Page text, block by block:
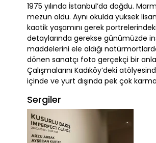
1975 yılında İstanbul’da doğdu.
mezun oldu. Aynı okulda yüksek
kaotik yaşamını gerek
detaylarında gerekse günümüzde
maddelerini ele aldığı
dönen sanatçı foto gerçekçi bir
Çalışmalarını Kadıköy’deki
içinde ve yurt dışında pek çok karma
Sergiler